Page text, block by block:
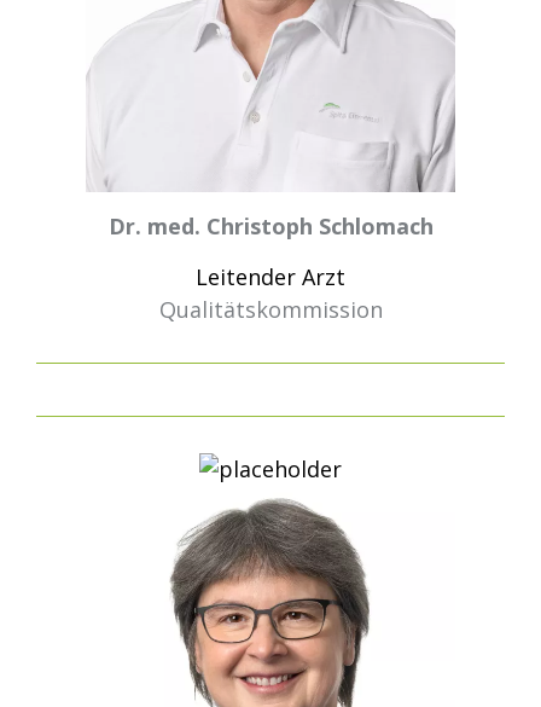
Dr. med. Christoph Schlomach
Leitender Arzt
Qualitätskommission